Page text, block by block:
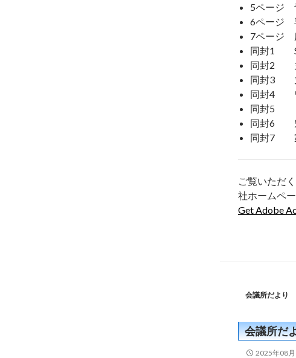
5ページ
6ページ
7ページ
同封1
同封2 丸
同封3 丸
同封4 ワ
同封5 し
同封6 魅
同封7
ご覧いただ
社ホームペ
Get Adobe
会議所だより
会議所だ
2025年08